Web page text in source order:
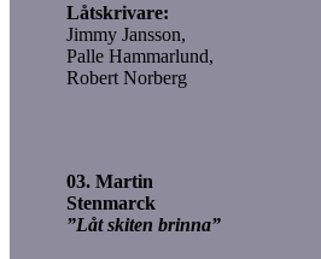
Låtskrivare:
Jimmy Jansson,
Palle Hammarlund,
Robert Norberg
03. Martin
Stenmarck
”Låt skiten brinna”